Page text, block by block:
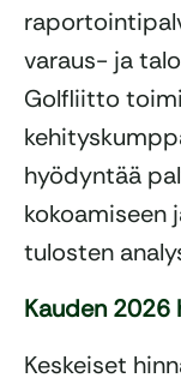
varaus- ja
Golfliitto
hyödyntää
kokoamiseen
tulosten
Kauden 2026
Keskeiset